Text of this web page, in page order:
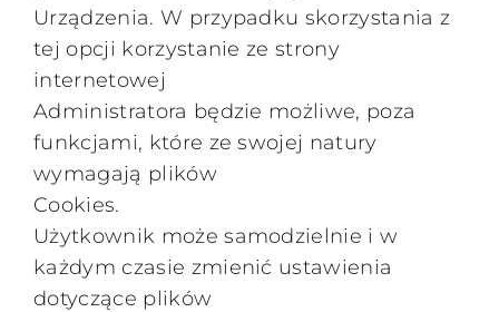
Urządzenia. W przypadku skorzystania z
tej opcji korzystanie ze strony
internetowej
Administratora będzie możliwe, poza
funkcjami, które ze swojej natury
wymagają plików
Cookies.
Użytkownik może samodzielnie i w
każdym czasie zmienić ustawienia
dotyczące plików